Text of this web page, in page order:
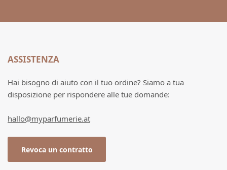
ASSISTENZA
Hai bisogno di aiuto con il tuo ordine? Siamo a tua
disposizione per rispondere alle tue domande:
hallo@myparfumerie.at
Revoca un contratto